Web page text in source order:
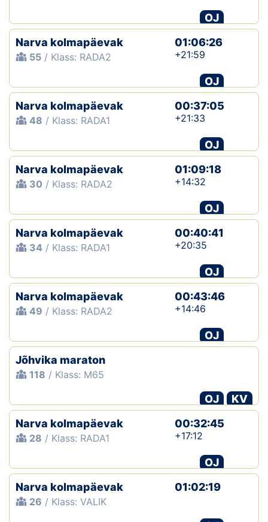
OJ
Narva kolmapäevak
55 / Klass: RADA2
01:06:26
+21:59
OJ
Narva kolmapäevak
48 / Klass: RADA1
00:37:05
+21:33
OJ
Narva kolmapäevak
30 / Klass: RADA2
01:09:18
+14:32
OJ
Narva kolmapäevak
34 / Klass: RADA1
00:40:41
+20:35
OJ
Narva kolmapäevak
49 / Klass: RADA2
00:43:46
+14:46
OJ
Jõhvika maraton
118 / Klass: M65
OJ
KV
Narva kolmapäevak
28 / Klass: RADA1
00:32:45
+17:12
OJ
Narva kolmapäevak
26 / Klass: VALIK
01:02:19